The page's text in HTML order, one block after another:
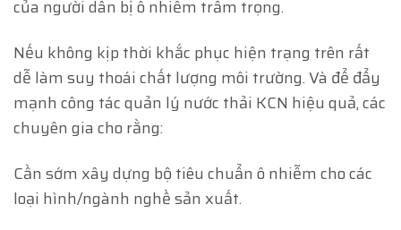
của người dân bị ô nhiễm trầm trọng.
Nếu không kịp thời khắc phục hiện trạng trên rất
dễ làm suy thoái chất lượng môi trường. Và để đẩy
mạnh công tác quản lý nước thải KCN hiệu quả, các
chuyên gia cho rằng:
Cần sớm xây dựng bộ tiêu chuẩn ô nhiễm cho các
loại hình/ngành nghề sản xuất.